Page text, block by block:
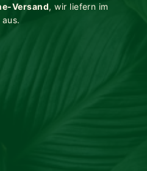
Versand, wir liefern im